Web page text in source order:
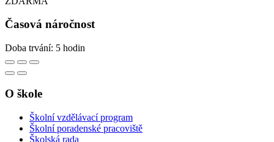
Časová náročnost
Doba trvání: 5 hodin
O škole
Školní vzdělávací program
Školní poradenské pracoviště
Školská rada